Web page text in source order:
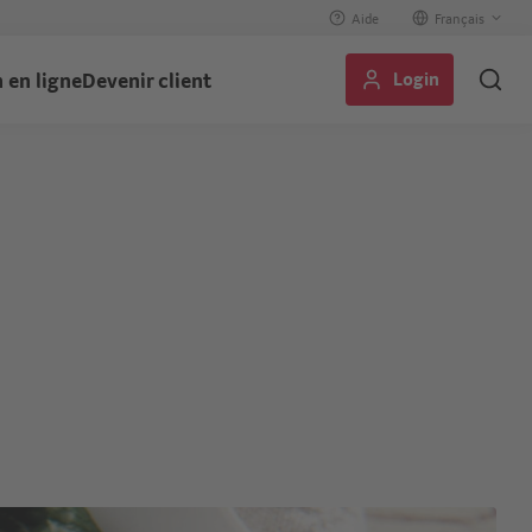
Aide
Select
your
language
en ligneDevenir client Login